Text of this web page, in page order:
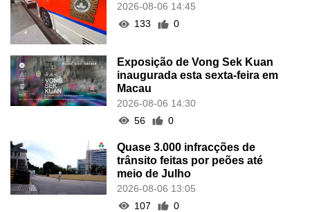
2026-08-06 14:45
133
0
Exposição de Vong Sek Kuan
inaugurada esta sexta-feira em
Macau
2026-08-06 14:30
56
0
Quase 3.000 infracções de
trânsito feitas por peões até
meio de Julho
2026-08-06 13:05
107
0